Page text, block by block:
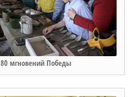
80 мгновений Победы